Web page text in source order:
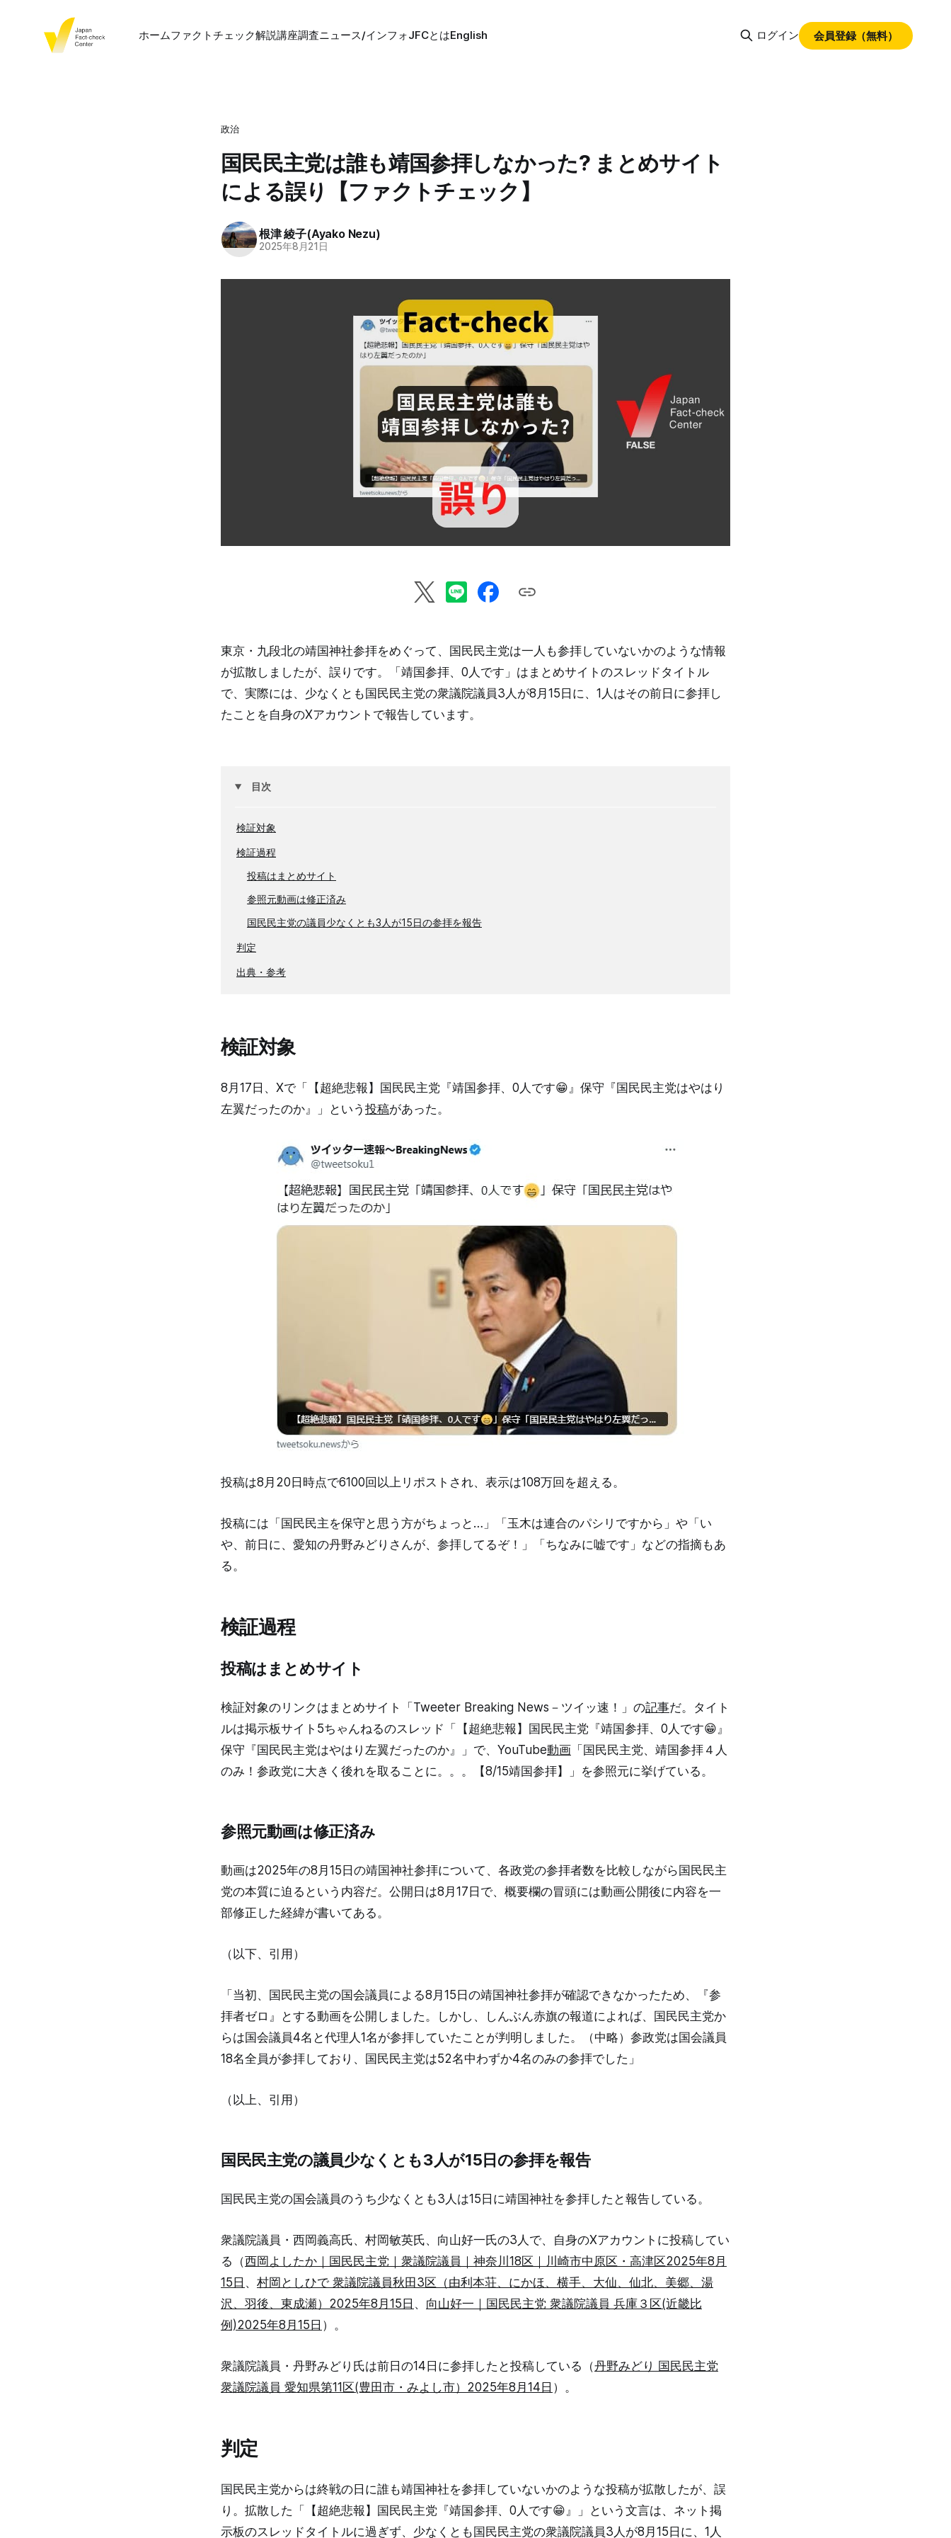
ホームファクトチェック解説講座調査ニュース/インフォJFCとはEnglish ログイン 会員登録（無料）
政治
国民民主党は誰も靖国参拝しなかった? まとめサイト
による誤り【ファクトチェック】
根津 綾子(Ayako Nezu)
2025年8月21日
東京・九段北の靖国神社参拝をめぐって、国民民主党は一人も参拝していないかのような情報
が拡散しましたが、誤りです。「靖国参拝、0人です」はまとめサイトのスレッドタイトル
で、実際には、少なくとも国民民主党の衆議院議員3人が8月15日に、1人はその前日に参拝し
たことを自身のXアカウントで報告しています。
目次
検証対象
検証過程
投稿はまとめサイト
参照元動画は修正済み
国民民主党の議員少なくとも3人が15日の参拝を報告
判定
出典・参考
検証対象
8月17日、Xで「【超絶悲報】国民民主党『靖国参拝、0人です😁』保守『国民民主党はやはり
左翼だったのか』」という 投稿があった。
投稿は8月20日時点で6100回以上リポストされ、表示は108万回を超える。
投稿には「国民民主を保守と思う方がちょっと…」「玉木は連合のパシリですから」や「い
や、前日に、愛知の丹野みどりさんが、参拝してるぞ！」「ちなみに嘘です」などの指摘もあ
る。
検証過程
投稿はまとめサイト
検証対象のリンクはまとめサイト「Tweeter Breaking News－ツイッ速！」の記事だ。タイト
ルは掲示板サイト5ちゃんねるのスレッド「【超絶悲報】国民民主党『靖国参拝、0人です😁』
保守『国民民主党はやはり左翼だったのか』」で、YouTube動画 「国民民主党、靖国参拝４人
のみ！参政党に大きく後れを取ることに。。。【8/15靖国参拝】」を参照元に挙げている。
参照元動画は修正済み
動画は2025年の8月15日の靖国神社参拝について、各政党の参拝者数を比較しながら国民民主
党の本質に迫るという内容だ。公開日は8月17日で、概要欄の冒頭には動画公開後に内容を一
部修正した経緯が書いてある。
（以下、引用）
「当初、国民民主党の国会議員による8月15日の靖国神社参拝が確認できなかったため、『参
拝者ゼロ』とする動画を公開しました。しかし、しんぶん赤旗の報道によれば、国民民主党か
らは国会議員4名と代理人1名が参拝していたことが判明しました。（中略）参政党は国会議員
18名全員が参拝しており、国民民主党は52名中わずか4名のみの参拝でした」
（以上、引用）
国民民主党の議員少なくとも3人が15日の参拝を報告
国民民主党の国会議員のうち少なくとも3人は15日に靖国神社を参拝したと報告している。
衆議院議員・西岡義高氏、村岡敏英氏、向山好一氏の3人で、自身のXアカウントに投稿してい
る（西岡よしたか｜国民民主党｜衆議院議員｜神奈川18区｜川崎市中原区・高津区2025年8月
15日 、 村岡としひで 衆議院議員秋田3区（由利本荘、にかほ、横手、大仙、仙北、美郷、湯
沢、羽後、東成瀬）2025年8月15日 、 向山好一｜国民民主党 衆議院議員 兵庫３区(近畿比
例)2025年8月15日 ）。
衆議院議員・丹野みどり氏は前日の14日に参拝したと投稿している（丹野みどり 国民民主党
衆議院議員 愛知県第11区(豊田市・みよし市）2025年8月14日 ）。
判定
国民民主党からは終戦の日に誰も靖国神社を参拝していないかのような投稿が拡散したが、誤
り。拡散した「【超絶悲報】国民民主党『靖国参拝、0人です😁』」という文言は、ネット掲
示板のスレッドタイトルに過ぎず、少なくとも国民民主党の衆議院議員3人が8月15日に、1人